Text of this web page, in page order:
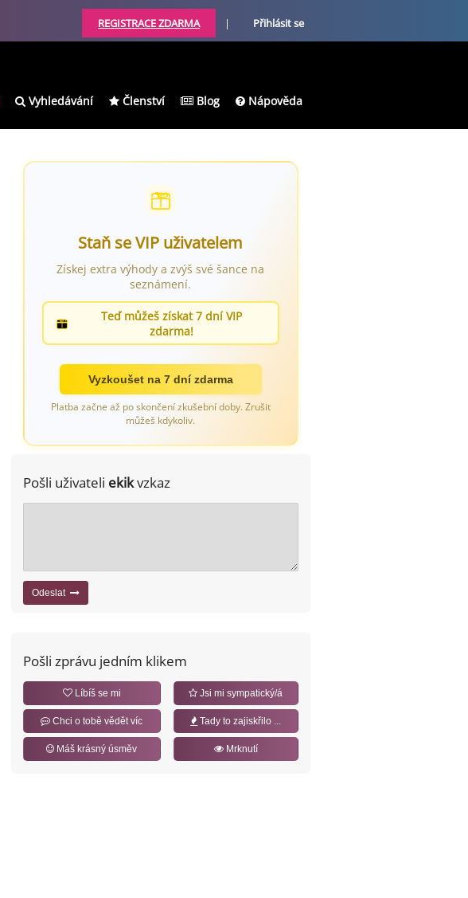
REGISTRACE ZDARMA | Přihlásit se
Vyhledávání Členství Blog Nápověda
Staň se VIP uživatelem
Získej extra výhody a zvýš své šance na
seznámení.
Teď můžeš získat 7 dní VIP
zdarma!
Vyzkoušet na 7 dní zdarma
Platba začne až po skončení zkušební doby. Zrušit
můžeš kdykoliv.
Pošli uživateli ekikvzkaz
Odeslat
Pošli zprávu jedním klikem
Líbíš se mi Jsi mi sympatický/á
Chci o tobě vědět víc Tady to zajiskřilo ...
Máš krásný úsměv Mrknutí